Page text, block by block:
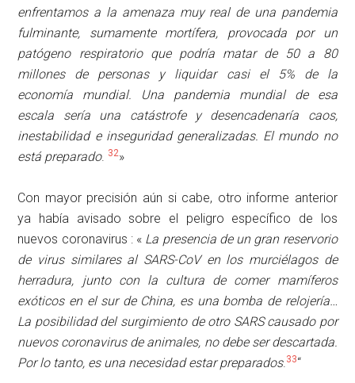
enfrentamos a la amenaza muy real de una pandemia
fulminante, sumamente mortífera, provocada por un
patógeno respiratorio que podría matar de 50 a 80
millones de personas y liquidar casi el 5% de la
economía mundial.
Una pandemia mundial de esa
escala sería una catástrofe y desencadenaría caos,
inestabilidad e inseguridad generalizadas. El mundo no
está preparado. 32»
Con mayor precisión aún si cabe, otro informe anterior
ya había avisado sobre el peligro específico de los
nuevos coronavirus : « La presencia de un gran reservorio
de virus similares al SARS-CoV en los murciélagos de
herradura, junto con la cultura de comer mamíferos
exóticos en el sur de China, es una bomba de relojería…
La posibilidad del surgimiento de otro SARS causado por
nuevos coronavirus de animales, no debe ser descartada.
Por lo tanto, es una necesidad estar preparados.33“